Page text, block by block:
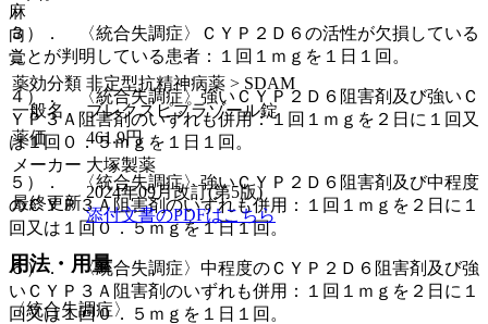
３）． 〈統合失調症〉ＣＹＰ２Ｄ６の活性が欠損している
ことが判明している患者：１回１ｍｇを１日１回。
４）． 〈統合失調症〉強いＣＹＰ２Ｄ６阻害剤及び強いＣ
ＹＰ３Ａ阻害剤のいずれも併用：１回１ｍｇを２日に１回又
は１回０．５ｍｇを１日１回。
５）． 〈統合失調症〉強いＣＹＰ２Ｄ６阻害剤及び中程度
のＣＹＰ３Ａ阻害剤のいずれも併用：１回１ｍｇを２日に１
回又は１回０．５ｍｇを１日１回。
６）． 〈統合失調症〉中程度のＣＹＰ２Ｄ６阻害剤及び強
いＣＹＰ３Ａ阻害剤のいずれも併用：１回１ｍｇを２日に１
回又は１回０．５ｍｇを１日１回。
麻
向
覚
薬効分類 非定型抗精神病薬 > SDAM
一般名
ブレクスピプラゾール錠
薬価
461.9円
メーカー 大塚製薬
最終更新
2024年09月改訂(第5版)
添付文書のPDFはこちら
用法・用量
〈統合失調症〉